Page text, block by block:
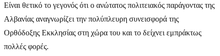
Είναι θετικό το γεγονός ότι ο ανώτατος πολιτειακός παράγοντας της
Αλβανίας αναγνωρίζει την πολύπλευρη συνεισφορά της
Ορθόδοξης Εκκλησίας στη χώρα του και το δείχνει εμπράκτως
πολλές φορές.